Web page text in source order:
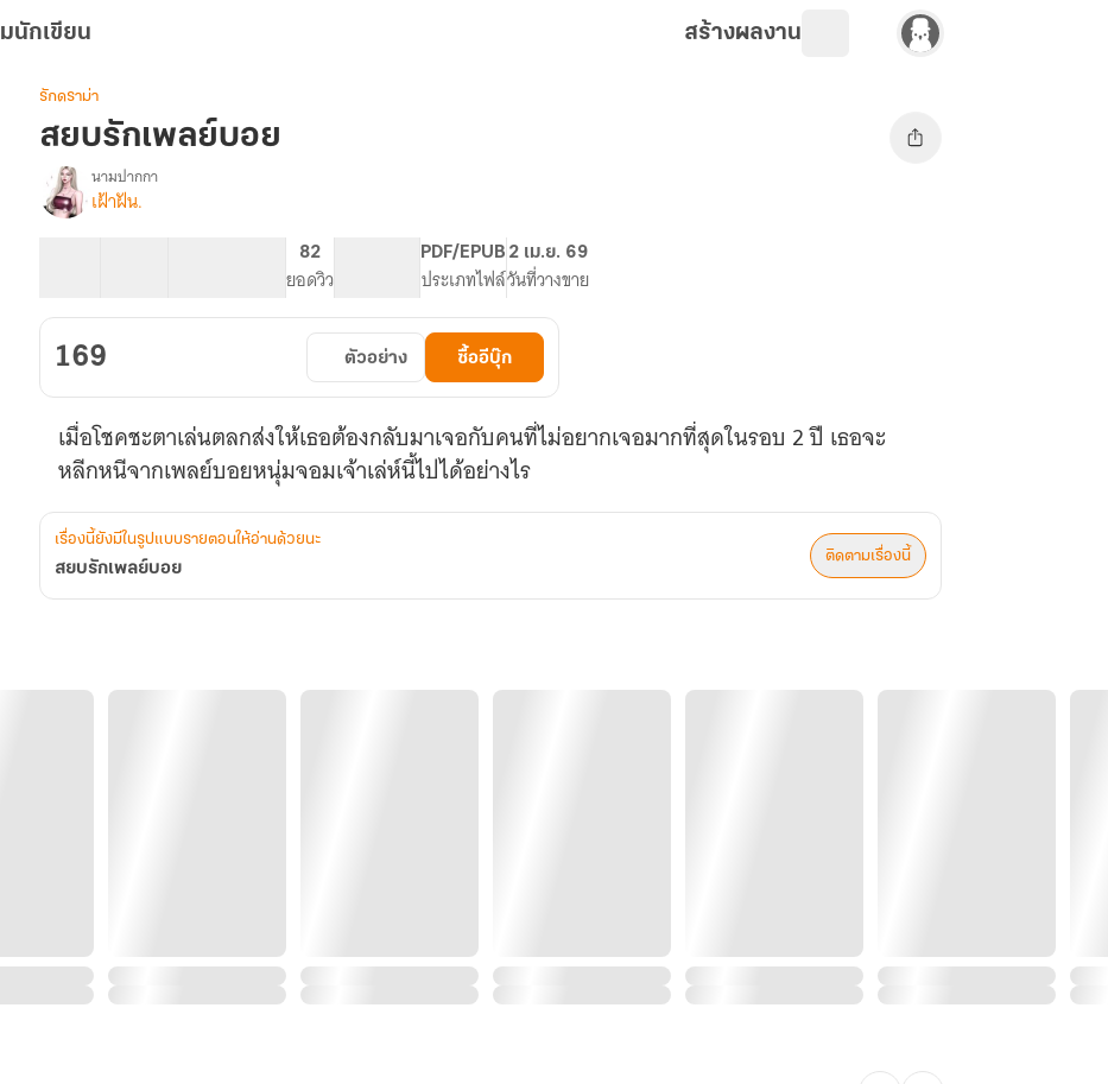
นักเขียน สร้างผลงาน
รักดราม่า
สยบรักเพลย์บอย
เรื่อง
สยบ
นามปากกา
เฝ้าฝัน.
82
ยอดวิว
PDF/EPUB
ประเภทไฟล์
2 เม.ย. 69
วันที่วางขาย
169 ตัวอย่าง ซื้ออีบุ๊ก
เมื่อโชคชะตาเล่นตลกส่งให้เธอต้องกลับมาเจอกับคนที่ไม่อยากเจอมากที่สุดในรอบ 2 ปี เธอจะ
หลีกหนีจากเพลย์บอยหนุ่มจอมเจ้าเล่ห์นี้ไปได้อย่างไร
เรื่องนี้ยังมีในรูปแบบรายตอนให้อ่านด้วยนะ
สยบรักเพลย์บอย
ติดตามเรื่องนี้